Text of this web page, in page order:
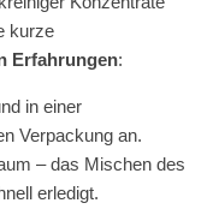
kurze
Erfahrungen:
in einer
Verpackung an.
– das Mischen des
erledigt.